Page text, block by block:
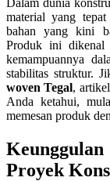
material yang
bahan yang kini
Produk ini dikenal
kemampuannya
stabilitas struktur.
woven Tegal,
Anda ketahui,
memesan produk
Proyek